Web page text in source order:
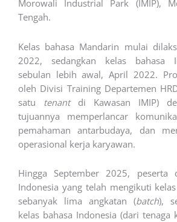
Morowali Industrial Park (IMIP),
Tengah.
Kelas bahasa Mandarin mulai
2022, sedangkan kelas bahasa
sebulan lebih awal, April 2022.
oleh Divisi Training Departemen
satu tenantdi Kawasan IMIP)
tujuannya memperlancar
pemahaman antarbudaya, dan
operasional kerja karyawan.
Hingga September 2025, peserta
Indonesia yang telah mengikuti
sebanyak lima angkatan (batch),
kelas bahasa Indonesia (dari tenaga